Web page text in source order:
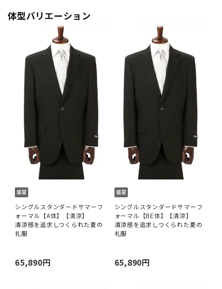
体型バリエーション
シングルスタンダードサマーフ
ォーマル【A体】【清涼】
清涼感を追求しつくられた夏の
礼服
65,890円
シングルスタンダードサマーフ
ォーマル【BE体】【清涼】
清涼感を追求しつくられた夏の
礼服
65,890円